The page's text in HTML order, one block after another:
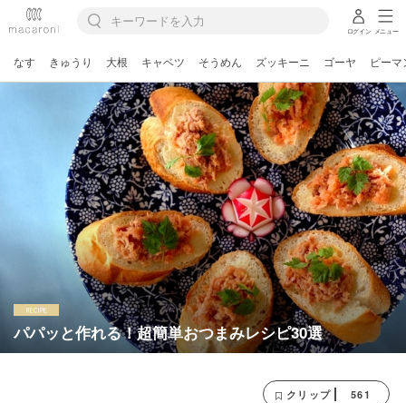
ログイン メニュー
なす きゅうり 大根 キャベツ そうめん ズッキーニ ゴーヤ ピーマ
パパッと作れる！超簡単おつまみレシピ30選
クリップ 561